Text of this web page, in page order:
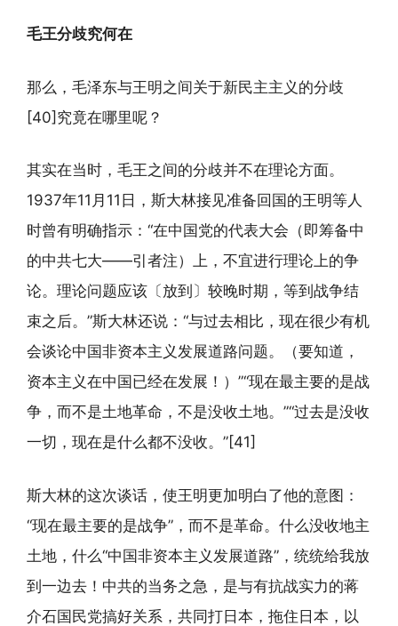
毛王分歧究何在
那么，毛泽东与王明之间关于新民主主义的分歧
[40]究竟在哪里呢？
其实在当时，毛王之间的分歧并不在理论方面。
1937年11月11日，斯大林接见准备回国的王明等人
时曾有明确指示：“在中国党的代表大会（即筹备中
的中共七大——引者注）上，不宜进行理论上的争
论。理论问题应该〔放到〕较晚时期，等到战争结
束之后。”斯大林还说：“与过去相比，现在很少有机
会谈论中国非资本主义发展道路问题。（要知道，
资本主义在中国已经在发展！）”“现在最主要的是战
争，而不是土地革命，不是没收土地。”“过去是没收
一切，现在是什么都不没收。”[41]
斯大林的这次谈话，使王明更加明白了他的意图：
“现在最主要的是战争”，而不是革命。什么没收地主
土地，什么“中国非资本主义发展道路”，统统给我放
到一边去！中共的当务之急，是与有抗战实力的蒋
介石国民党搞好关系，共同打日本，拖住日本，以